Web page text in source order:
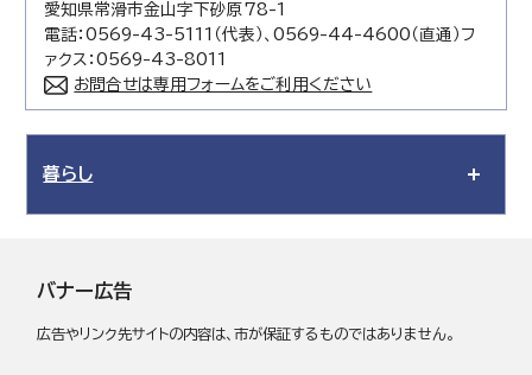
愛知県常滑市金山字下砂原78-1
電話：0569-43-5111（代表）、0569-44-4600（直通）フ
ァクス：0569-43-8011
お問合せは専用フォームをご利用ください
暮らし
バナー広告
広告やリンク先サイトの内容は、市が保証するものではありません。